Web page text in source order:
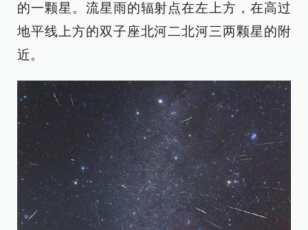
的一颗星。流星雨的辐射点在左上方，在高过
地平线上方的双子座北河二北河三两颗星的附
近。